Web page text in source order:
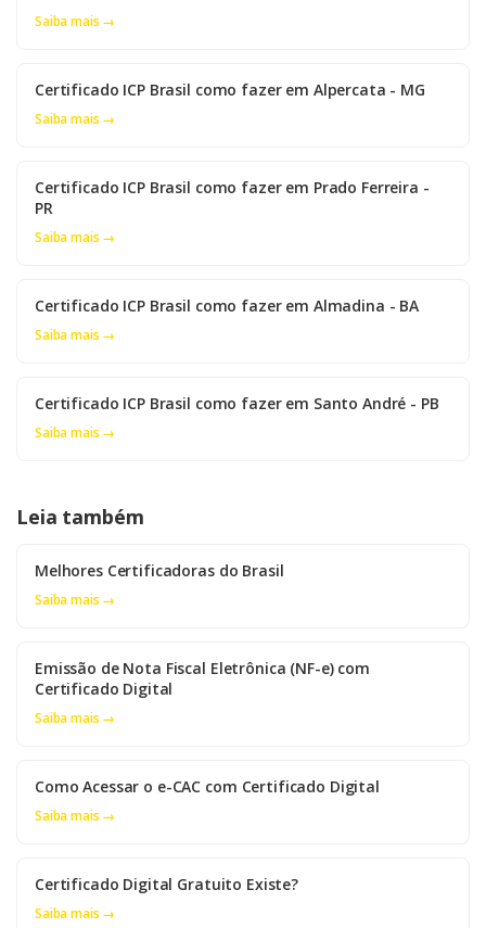
Saiba mais →
Certificado ICP Brasil como fazer em Alpercata - MG
Saiba mais →
Certificado ICP Brasil como fazer em Prado Ferreira -
PR
Saiba mais →
Certificado ICP Brasil como fazer em Almadina - BA
Saiba mais →
Certificado ICP Brasil como fazer em Santo André - PB
Saiba mais →
Leia também
Melhores Certificadoras do Brasil
Saiba mais →
Emissão de Nota Fiscal Eletrônica (NF-e) com
Certificado Digital
Saiba mais →
Como Acessar o e-CAC com Certificado Digital
Saiba mais →
Certificado Digital Gratuito Existe?
Saiba mais →